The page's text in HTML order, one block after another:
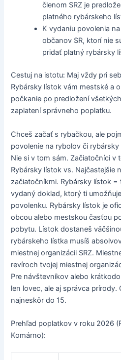
členom SRZ je
platného rybárskeho
K vydaniu povolenia
občanov SR, ktorí nie
pridať platný rybársky
Cestuj na istotu: Maj vždy pri
Rybársky lístok vám mestské a
počkanie po predložení
zaplatení správneho poplatku.
Chceš začať s rybačkou, ale
povolenie na rybolov či
Nie si v tom sám. Začiatočníci v
Rybársky lístok vs. Najčastejšie
začiatočníkmi. Rybársky lístok =
vydaný doklad, ktorý ti
povolenku. Rybársky lístok je
obcou alebo mestskou časťou
pobytu. Lístok dostaneš
rybárskeho lístka musíš
miestnej organizácii SRZ.
revíroch tvojej miestnej
Pre návštevníkov alebo
len lovec, ale aj správca
najneskôr do 15.
Prehľad poplatkov v roku 2026
Komárno):